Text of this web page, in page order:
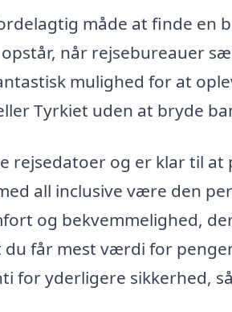
måde at finde en
når rejsebureauer
mulighed for at
Tyrkiet uden at bryde
rejsedatoer og er klar til
all inclusive være den
og bekvemmelighed,
får mest værdi for
for yderligere sikkerhed,